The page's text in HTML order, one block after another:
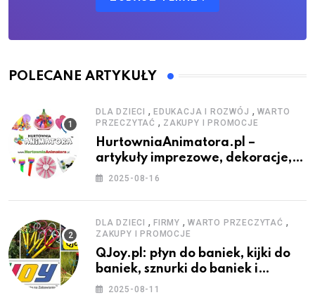
POLECANE ARTYKUŁY
DLA DZIECI , EDUKACJA I ROZWÓJ , WARTO
PRZECZYTAĆ , ZAKUPY I PROMOCJE
HurtowniaAnimatora.pl –
artykuły imprezowe, dekoracje,
stroje i akcesoria dla animatorów
2025-08-16
DLA DZIECI , FIRMY , WARTO PRZECZYTAĆ ,
ZAKUPY I PROMOCJE
QJoy.pl: płyn do baniek, kijki do
baniek, sznurki do baniek i
zestawy do baniek
2025-08-11